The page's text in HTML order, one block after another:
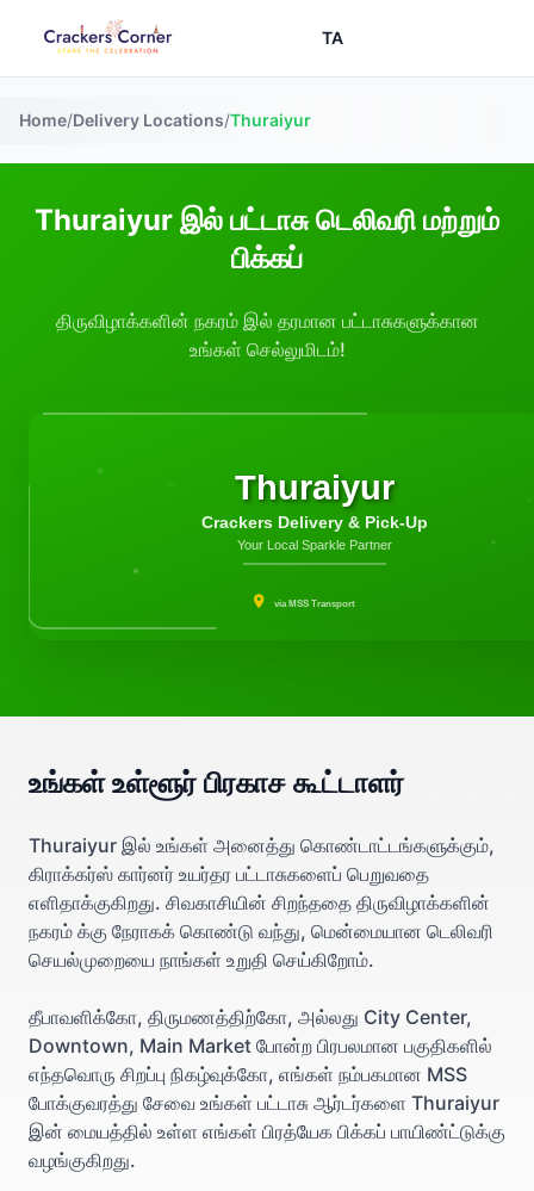
TA
Home/Delivery Locations/Thuraiyur
Thuraiyur இல் பட்டாசு டெலிவரி மற்றும்
பிக்கப்
திருவிழாக்களின் நகரம் இல் தரமான பட்டாசுகளுக்கான
உங்கள் செல்லுமிடம்!
Thuraiyur
Crackers Delivery & Pick-Up
Your Local Sparkle Partner
via MSS Transport
உங்கள் உள்ளூர் பிரகாச கூட்டாளர்
Thuraiyur இல் உங்கள் அனைத்து கொண்டாட்டங்களுக்கும்,
கிராக்கர்ஸ் கார்னர் உயர்தர பட்டாசுகளைப் பெறுவதை
எளிதாக்குகிறது. சிவகாசியின் சிறந்ததை திருவிழாக்களின்
நகரம் க்கு நேராகக் கொண்டு வந்து, மென்மையான டெலிவரி
செயல்முறையை நாங்கள் உறுதி செய்கிறோம்.
தீபாவளிக்கோ, திருமணத்திற்கோ, அல்லது City Center,
Downtown, Main Market போன்ற பிரபலமான பகுதிகளில்
எந்தவொரு சிறப்பு நிகழ்வுக்கோ, எங்கள் நம்பகமான MSS
போக்குவரத்து சேவை உங்கள் பட்டாசு ஆர்டர்களை Thuraiyur
இன் மையத்தில் உள்ள எங்கள் பிரத்யேக பிக்கப் பாயிண்ட்டுக்கு
வழங்குகிறது.